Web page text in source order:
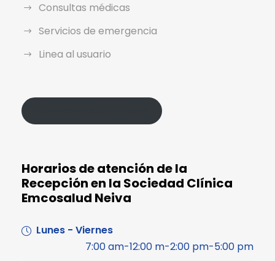
Consultas médicas
Servicios de emergencia
Linea al usuario
Horarios de atención de la
Recepción en la Sociedad Clínica
Emcosalud Neiva
Lunes - Viernes
7:00 am-12:00 m-2:00 pm-5:00 pm